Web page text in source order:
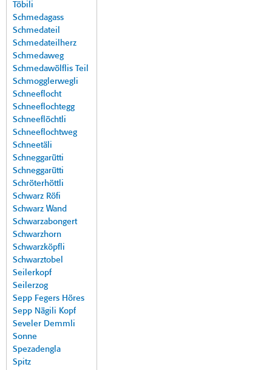
Töbili
Schmedagass
Schmedateil
Schmedateilherz
Schmedaweg
Schmedawölflis Teil
Schmogglerwegli
Schneeflocht
Schneeflochtegg
Schneeflöchtli
Schneeflochtweg
Schneetäli
Schneggarütti
Schneggarütti
Schröterhöttli
Schwarz Röfi
Schwarz Wand
Schwarzabongert
Schwarzhorn
Schwarzköpfli
Schwarztobel
Seilerkopf
Seilerzog
Sepp Fegers Höres
Sepp Nägili Kopf
Seveler Demmli
Sonne
Spezadengla
Spitz